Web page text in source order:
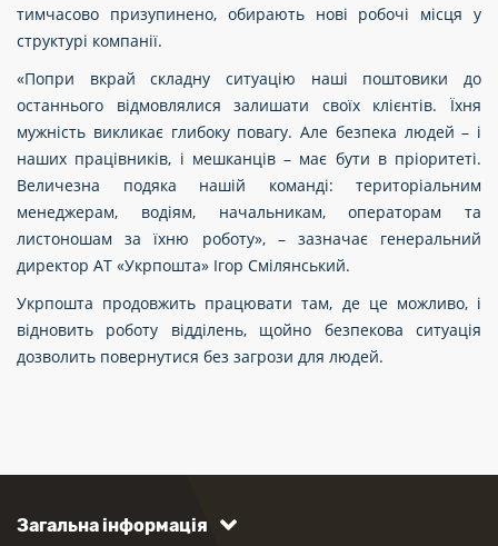
тимчасово призупинено, обирають нові робочі місця у
структурі компанії.
«Попри вкрай складну ситуацію наші поштовики до
останнього відмовлялися залишати своїх клієнтів. Їхня
мужність викликає глибоку повагу. Але безпека людей – і
наших працівників, і мешканців – має бути в пріоритеті.
Величезна подяка нашій команді: територіальним
менеджерам, водіям, начальникам, операторам та
листоношам за їхню роботу», – зазначає генеральний
директор АТ «Укрпошта» Ігор Смілянський.
Укрпошта продовжить працювати там, де це можливо, і
відновить роботу відділень, щойно безпекова ситуація
дозволить повернутися без загрози для людей.
Загальна інформація